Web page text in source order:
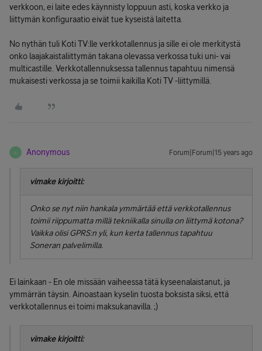
verkkoon, ei laite edes käynnisty loppuun asti, koska verkko ja
liittymän konfiguraatio eivät tue kyseistä laitetta.
No nythän tuli Koti TV:lle verkkotallennus ja sille ei ole merkitystä
onko laajakaistaliittymän takana olevassa verkossa tuki uni- vai
multicastille. Verkkotallennuksessa tallennus tapahtuu nimensä
mukaisesti verkossa ja se toimii kaikilla Koti TV -liittymillä.
A Anonymous Forum|Forum|15 years ago
vimake kirjoitti:
Onko se nyt niin hankala ymmärtää että verkkotallennus
toimii riippumatta millä tekniikalla sinulla on liittymä kotona?
Vaikka olisi GPRS:n yli, kun kerta tallennus tapahtuu
Soneran palvelimilla.
Ei lainkaan - En ole missään vaiheessa tätä kyseenalaistanut, ja
ymmärrän täysin. Ainoastaan kyselin tuosta boksista siksi, että
verkkotallennus ei toimi maksukanavilla. ;)
vimake kirjoitti: